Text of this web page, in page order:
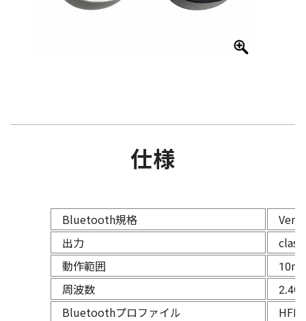
仕様
Bluetooth規格
出力
動作範囲
10m
周波数
Bluetoothプロファイル
HFP